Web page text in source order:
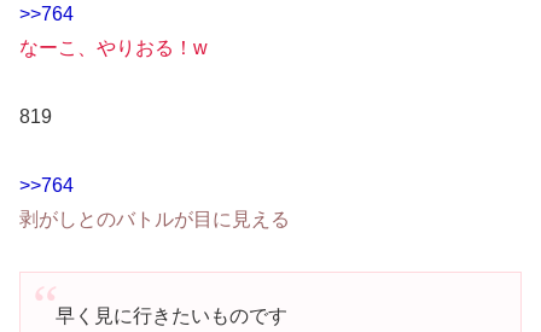
>>764
なーこ、やりおる！w
819
>>764
剥がしとのバトルが目に見える
早く見に行きたいものです